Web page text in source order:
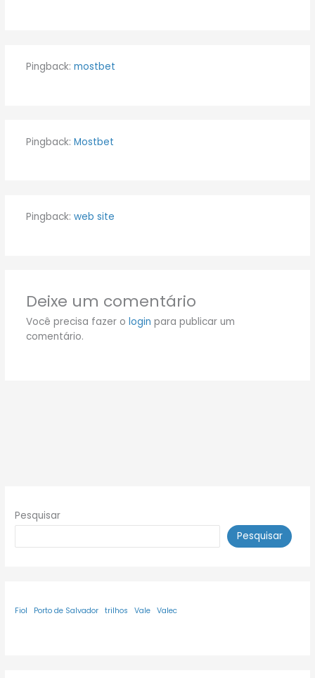
Pingback: mostbet
Pingback: Mostbet
Pingback: web site
Deixe um comentário
Você precisa fazer o login para publicar um
comentário.
Pesquisar
Pesquisar
Fiol Porto de Salvador trilhos Vale Valec